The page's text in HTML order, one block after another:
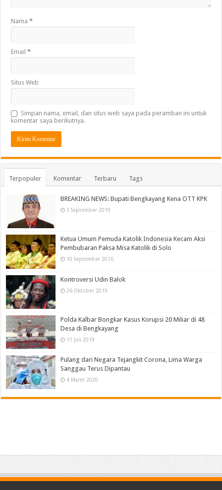
Nama*
Email*
Situs Web
Simpan nama, email, dan situs web saya pada peramban ini untuk
komentar saya berikutnya.
Terpopuler Komentar Terbaru Tags
BREAKING NEWS: Bupati Bengkayang Kena OTT KPK
3 September 2019
Ketua Umum Pemuda Katolik Indonesia Kecam Aksi
Pembubaran Paksa Misa Katolik di Solo
10 September 2016
Kontroversi Udin Balok
26 Oktober 2019
Polda Kalbar Bongkar Kasus Korupsi 20 Miliar di 48
Desa di Bengkayang
11 Juli 2019
Pulang dari Negara Tejangkit Corona, Lima Warga
Sanggau Terus Dipantau
4 Maret 2020